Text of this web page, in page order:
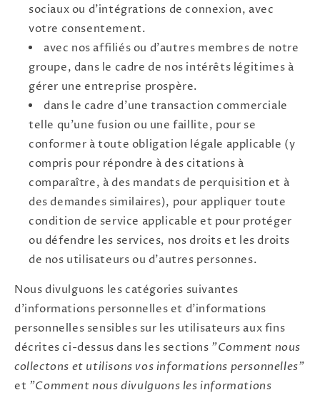
sociaux ou d'intégrations de connexion, avec
votre consentement.
avec nos affiliés ou d'autres membres de notre
groupe, dans le cadre de nos intérêts légitimes à
gérer une entreprise prospère.
dans le cadre d'une transaction commerciale
telle qu'une fusion ou une faillite, pour se
conformer à toute obligation légale applicable (y
compris pour répondre à des citations à
comparaître, à des mandats de perquisition et à
des demandes similaires), pour appliquer toute
condition de service applicable et pour protéger
ou défendre les services, nos droits et les droits
de nos utilisateurs ou d'autres personnes.
Nous divulguons les catégories suivantes
d'informations personnelles et d'informations
personnelles sensibles sur les utilisateurs aux fins
décrites ci-dessus dans les sections "Comment nous
collectons et utilisons vos informations personnelles"
et "Comment nous divulguons les informations